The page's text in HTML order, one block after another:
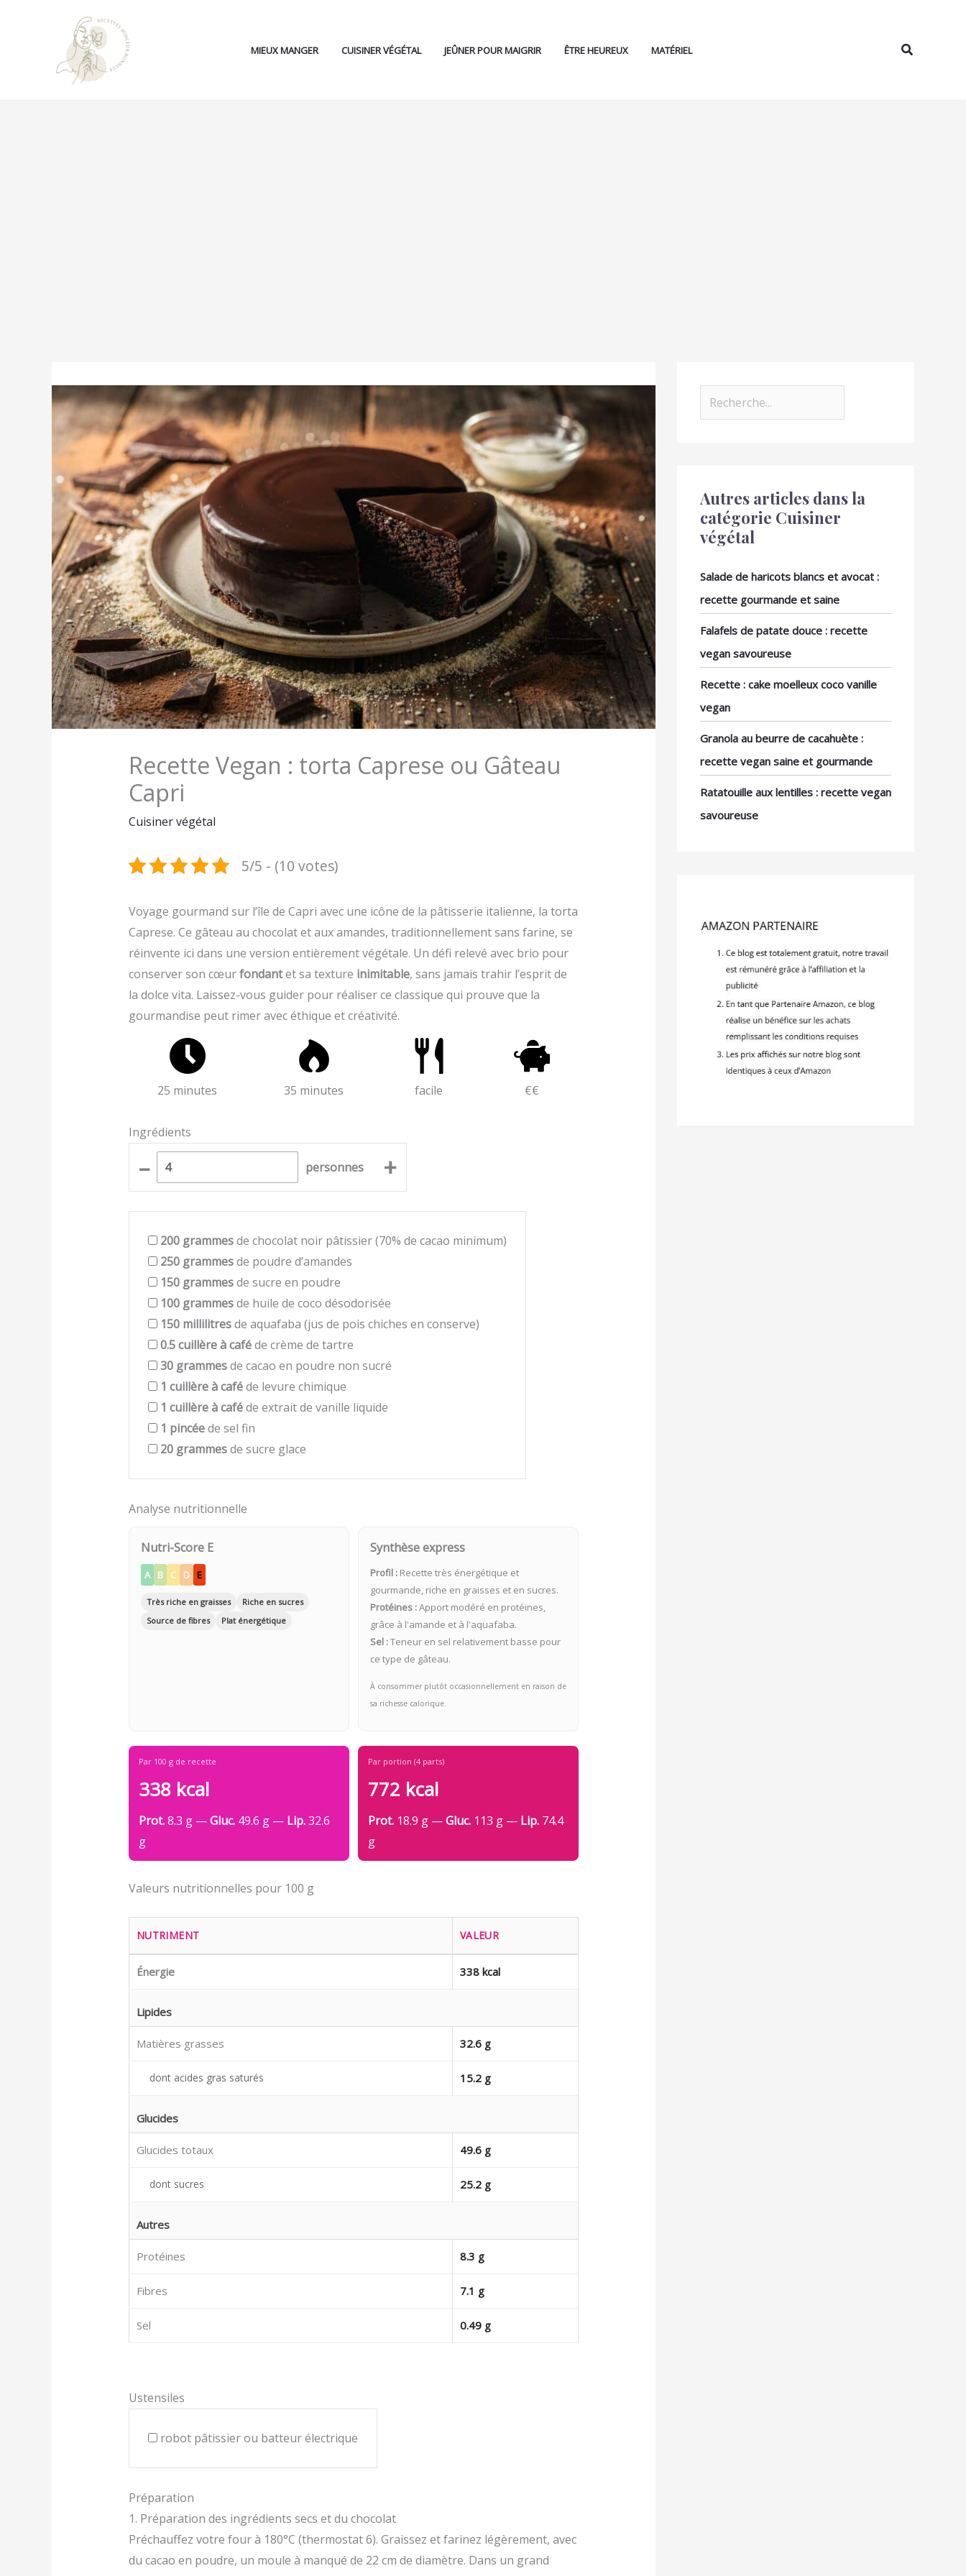
MIEUX MANGER CUISINER VÉGÉTAL JEÛNER POUR MAIGRIR ÊTRE HEUREUX MATÉRIEL
Recette Vegan : torta Caprese ou Gâteau
Capri
Cuisiner végétal
5/5 - (10 votes)
Voyage gourmand sur l’île de Capri avec une icône de la pâtisserie italienne, la torta
Caprese. Ce gâteau au chocolat et aux amandes, traditionnellement sans farine, se
réinvente ici dans une version entièrement végétale. Un défi relevé avec brio pour
conserver son cœurfondantet sa texture inimitable, sans jamais trahir l’esprit de
la dolce vita. Laissez-vous guider pour réaliser ce classique qui prouve que la
gourmandise peut rimer avec éthique et créativité.
25 minutes 35 minutes facile €€
Ingrédients
– personnes +
200 grammesde chocolat noir pâtissier (70% de cacao minimum)
250 grammesde poudre d’amandes
150 grammesde sucre en poudre
100 grammesde huile de coco désodorisée
150 millilitresde aquafaba (jus de pois chiches en conserve)
0.5cuillère à caféde crème de tartre
30 grammesde cacao en poudre non sucré
1 cuillère à caféde levure chimique
1 cuillère à caféde extrait de vanille liquide
1 pincéede sel fin
20 grammesde sucre glace
Analyse nutritionnelle
Nutri-Score E
A B C D E
Très riche en graisses
Riche en sucres
Source de fibres
Plat énergétique
Synthèse express
Profil : Recette très énergétique et
gourmande, riche en graisses et en sucres.
Protéines :Apport modéré en protéines,
grâce à l'amande et à l'aquafaba.
Sel :Teneur en sel relativement basse pour
ce type de gâteau.
À consommer plutôt occasionnellement en raison de
sa richesse calorique.
Par 100 g de recette
338 kcal
Prot.8.3 g —Gluc.49.6 g — Lip.32.6
g
Par portion (4 parts)
772 kcal
Prot. 18.9 g —Gluc. 113 g — Lip. 74.4
g
Valeurs nutritionnelles pour 100 g
NUTRIMENT VALEUR
Énergie 338 kcal
Lipides
Matières grasses 32.6 g
dont acides gras saturés 15.2 g
Glucides
Glucides totaux 49.6 g
dont sucres 25.2 g
Autres
Protéines 8.3 g
Fibres 7.1 g
Sel 0.49 g
Ustensiles
robot pâtissier ou batteur électrique
Préparation
1. Préparation des ingrédients secs et du chocolat
Préchauffez votre four à 180°C (thermostat 6). Graissez et farinez légèrement, avec
du cacao en poudre, un moule à manqué de 22 cm de diamètre. Dans un grand
Autres articles dans la
catégorie Cuisiner
végétal
Salade de haricots blancs et avocat :
recette gourmande et saine
Falafels de patate douce : recette
vegan savoureuse
Recette : cake moelleux coco vanille
vegan
Granola au beurre de cacahuète :
recette vegan saine et gourmande
Ratatouille aux lentilles : recette vegan
savoureuse